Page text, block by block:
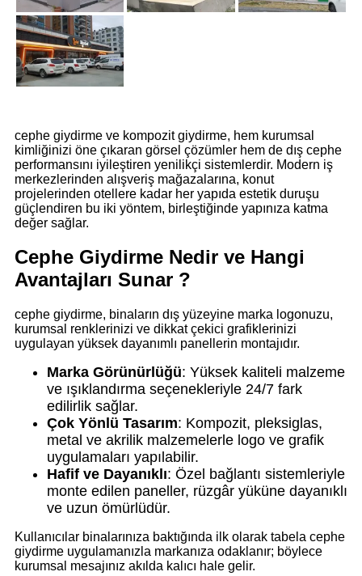
cephe giydirme ve kompozit giydirme, hem kurumsal
kimliğinizi öne çıkaran görsel çözümler hem de dış cephe
performansını iyileştiren yenilikçi sistemlerdir. Modern iş
merkezlerinden alışveriş mağazalarına, konut
projelerinden otellere kadar her yapıda estetik duruşu
güçlendiren bu iki yöntem, birleştiğinde yapınıza katma
değer sağlar.
Cephe Giydirme Nedir ve Hangi
Avantajları Sunar ?
cephe giydirme, binaların dış yüzeyine marka logonuzu,
kurumsal renklerinizi ve dikkat çekici grafiklerinizi
uygulayan yüksek dayanımlı panellerin montajıdır.
Marka Görünürlüğü: Yüksek kaliteli malzeme
ve ışıklandırma seçenekleriyle 24/7 fark
edilirlik sağlar.
Çok Yönlü Tasarım: Kompozit, pleksiglas,
metal ve akrilik malzemelerle logo ve grafik
uygulamaları yapılabilir.
Hafif ve Dayanıklı: Özel bağlantı sistemleriyle
monte edilen paneller, rüzgâr yüküne dayanıklı
ve uzun ömürlüdür.
Kullanıcılar binalarınıza baktığında ilk olarak tabela cephe
giydirme uygulamanızla markanıza odaklanır; böylece
kurumsal mesajınız akılda kalıcı hale gelir.